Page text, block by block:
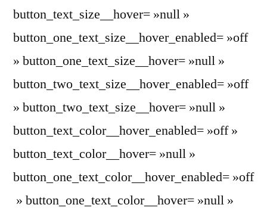
button_text_size__hover= »null »
button_one_text_size__hover_enabled= »off
» button_one_text_size__hover= »null »
button_two_text_size__hover_enabled= »off
» button_two_text_size__hover= »null »
button_text_color__hover_enabled= »off »
button_text_color__hover= »null »
button_one_text_color__hover_enabled= »off
» button_one_text_color__hover= »null »